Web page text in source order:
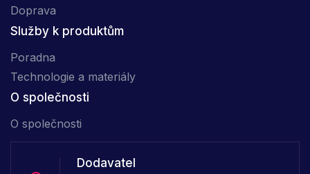
Doprava
Služby k produktům
Poradna
Technologie a materiály
O společnosti
O společnosti
Dodavatel